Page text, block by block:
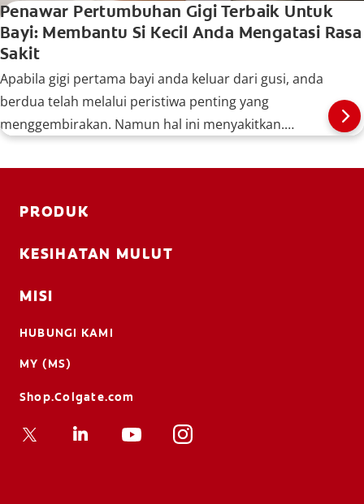
Penawar Pertumbuhan Gigi Terbaik Untuk
Bayi: Membantu Si Kecil Anda Mengatasi Rasa
Sakit
Apabila gigi pertama bayi anda keluar dari gusi, anda
berdua telah melalui peristiwa penting yang
menggembirakan. Namun hal ini menyakitkan.
PRODUK
KESIHATAN MULUT
MISI
HUBUNGI KAMI
MY (MS)
Shop.Colgate.com